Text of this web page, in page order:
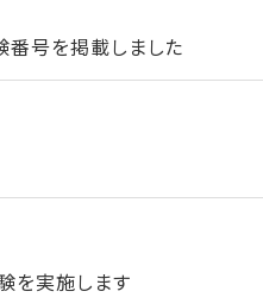
号を掲載しました
を実施します